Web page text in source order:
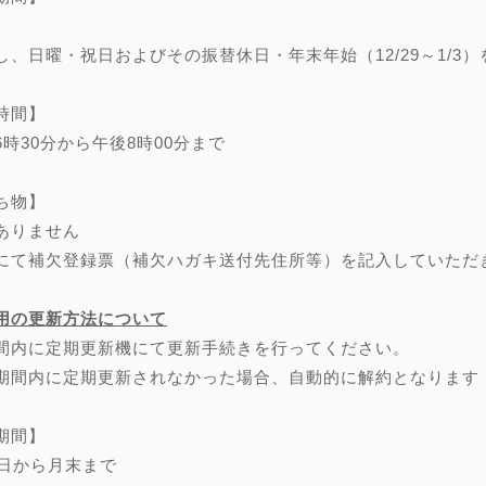
日曜・祝日およびその振替休日・年末年始（12/29～1/3）
間】
30分から午後8時00分まで
物】
りません
補欠登録票（補欠ハガキ送付先住所等）を記入していただ
の更新方法について
内に定期更新機にて更新手続きを行ってください。
内に定期更新されなかった場合、自動的に解約となります
間】
から月末まで